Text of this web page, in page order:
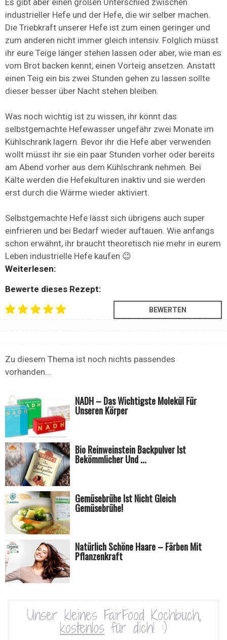
Es gibt aber einen großen Unterschied zwischen
industrieller Hefe und der Hefe, die wir selber machen.
Die Triebkraft unserer Hefe ist zum einen geringer und
zum anderen nicht immer gleich intensiv. Folglich müsst
ihr eure Teige länger stehen lassen oder aber, wie man es
vom Brot backen kennt, einen Vorteig ansetzen. Anstatt
einen Teig ein bis zwei Stunden gehen zu lassen sollte
dieser besser über Nacht stehen bleiben.
Was noch wichtig ist zu wissen, ihr könnt das
selbstgemachte Hefewasser ungefähr zwei Monate im
Kühlschrank lagern. Bevor ihr die Hefe aber verwenden
wollt müsst ihr sie ein paar Stunden vorher oder bereits
am Abend vorher aus dem Kühlschrank nehmen. Bei
Kälte werden die Hefekulturen inaktiv und sie werden
erst durch die Wärme wieder aktiviert.
Selbstgemachte Hefe lässt sich übrigens auch super
einfrieren und bei Bedarf wieder auftauen. Wie anfangs
schon erwähnt, ihr braucht theoretisch nie mehr in eurem
Leben industrielle Hefe kaufen 😉
Weiterlesen:
Bewerte dieses Rezept:
Zu diesem Thema ist noch nichts passendes
vorhanden...
NADH – Das Wichtigste Molekül Für
Unseren Körper
Bio Reinweinstein Backpulver Ist
Bekömmlicher Und ...
Gemüsebrühe Ist Nicht Gleich
Gemüsebrühe!
Natürlich Schöne Haare – Färben Mit
Pflanzenkraft
Unser kleines FairFood Kochbuch,
kostenlos für dich! :)